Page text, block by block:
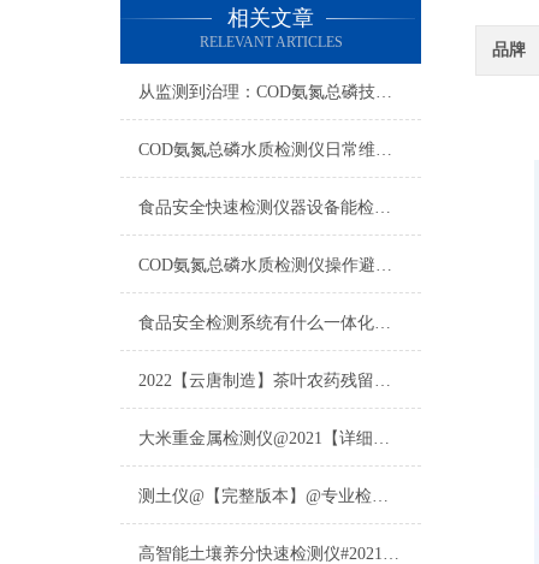
相关文章
RELEVANT ARTICLES
从监测到治理：COD氨氮总磷技术的双领域实战解析
COD氨氮总磷水质检测仪日常维护与试剂管理，降低故障率就靠这几招
食品安全快速检测仪器设备能检什么？一张表说清适用范围
COD氨氮总磷水质检测仪操作避坑指南：这几个步骤直接影响数据准确性
食品安全检测系统有什么一体化配置·2023仪器仪表推荐·山东云唐
2022【云唐制造】茶叶农药残留检测仪多少钱一台@山东云唐仪器仪表制造
大米重金属检测仪@2021【详细版本】@专业检测大米重金属仪器仪表
测土仪@【完整版本】@专业检测土壤的仪器仪表
高智能土壤养分快速检测仪#2021【土壤养分检测专用仪器仪表】
品牌